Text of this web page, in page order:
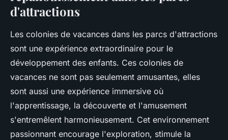
d'attractions
Les colonies de vacances dans les parcs d'attractions
sont une expérience extraordinaire pour le
développement des enfants. Ces colonies de
vacances ne sont pas seulement amusantes, elles
sont aussi une expérience immersive où
l'apprentissage, la découverte et l'amusement
s'entremêlent harmonieusement. Cet environnement
passionnant encourage l'exploration, stimule la